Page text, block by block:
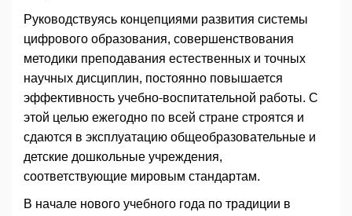
Руководствуясь концепциями развития системы
цифрового образования, совершенствования
методики преподавания естественных и точных
научных дисциплин, постоянно повышается
эффективность учебно-воспитательной работы. С
этой целью ежегодно по всей стране строятся и
сдаются в эксплуатацию общеобразовательные и
детские дошкольные учреждения,
соответствующие мировым стандартам.
В начале нового учебного года по традиции в